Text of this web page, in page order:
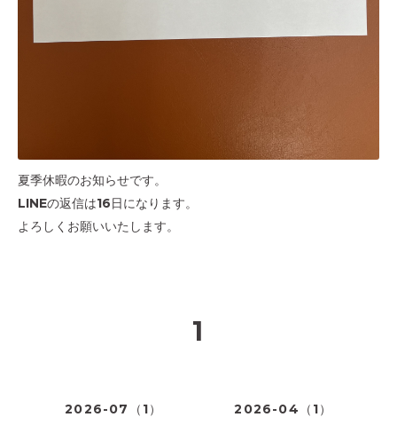
夏季休暇のお知らせです。
LINEの返信は16日になります。
よろしくお願いいたします。
1
2026-07（1）
2026-04（1）